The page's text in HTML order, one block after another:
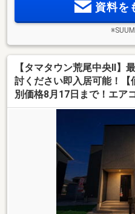
資料を
【タマタウン荒尾中央Ⅱ】
討ください即入居可能！
別価格8月17日まで！エア